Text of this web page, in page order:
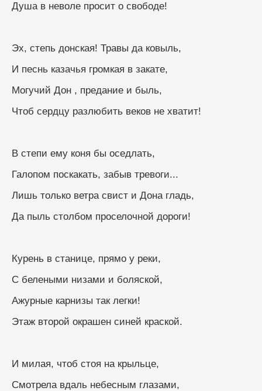
Душа в неволе просит о свободе!
Эх, степь донская! Травы да ковыль,
И песнь казачья громкая в закате,
Могучий Дон , предание и быль,
Чтоб сердцу разлюбить веков не хватит!
В степи ему коня бы оседлать,
Галопом поскакать, забыв тревоги...
Лишь только ветра свист и Дона гладь,
Да пыль столбом проселочной дороги!
Курень в станице, прямо у реки,
С белеными низами и боляской,
Ажурные карнизы так легки!
Этаж второй окрашен синей краской.
И милая, чтоб стоя на крыльце,
Смотрела вдаль небесным глазами,